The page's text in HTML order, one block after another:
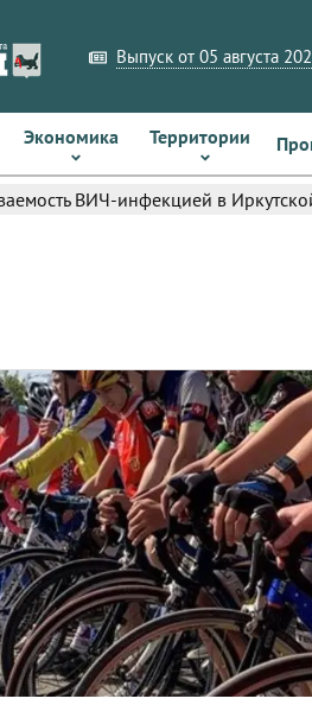
Выпуск от 05 августа
Экономика Территории
пройдёт большой